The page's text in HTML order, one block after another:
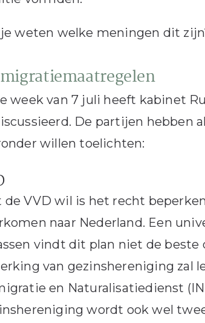
weten welke meningen dit
week van 7 juli heeft kabinet
De partijen hebben
willen toelichten:
de VVD wil is het recht
naar Nederland. Een
vindt dit plan niet de
van gezinshereniging zal
en Naturalisatiedienst
wordt ook wel